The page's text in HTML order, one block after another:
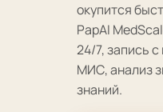
окупится
PapAI
24/7, запись
МИС, анализ
знаний.